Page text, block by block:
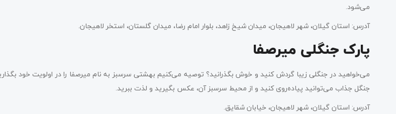
می‌شود.
آدرس: استان گیلان، شهر لاهیجان، میدان شیخ زاهد، بلوار امام رضا، میدان گلستان، استخر لاهیجان.
پارک جنگلی میرصفا
می‌خواهید در جنگلی زیبا گردش کنید و خوش بگذرانید؟ توصیه می‌کنیم بهشتی سرسبز به نام میرصفا را در اولویت خود
جنگل جذاب می‌توانید پیاده‌روی کنید و از محیط سرسبز آن، عکس بگیرید و لذت ببرید.
آدرس: استان گیلان، شهر لاهیجان، خیابان شقایق.